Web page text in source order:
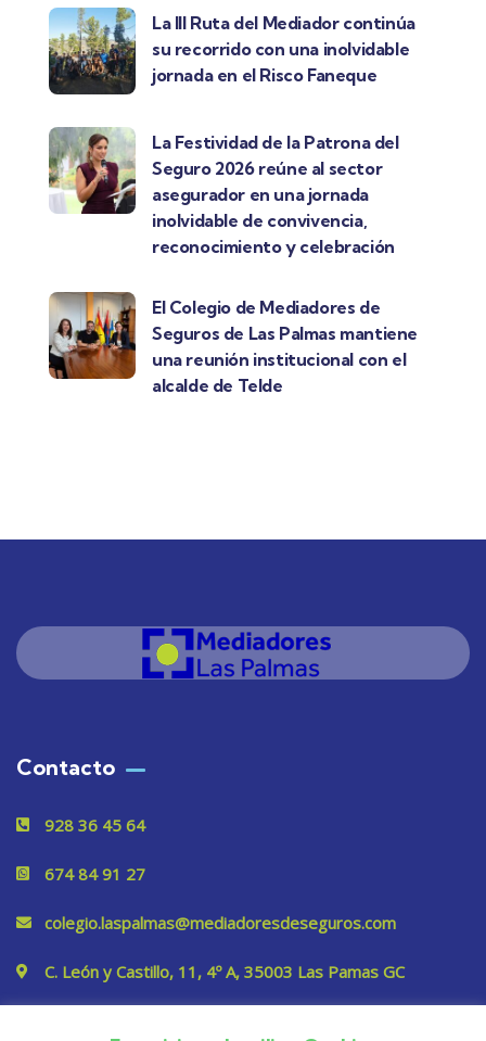
La III Ruta del Mediador continúa
su recorrido con una inolvidable
jornada en el Risco Faneque
La Festividad de la Patrona del
Seguro 2026 reúne al sector
asegurador en una jornada
inolvidable de convivencia,
reconocimiento y celebración
El Colegio de Mediadores de
Seguros de Las Palmas mantiene
una reunión institucional con el
alcalde de Telde
Contacto
928 36 45 64
674 84 91 27
colegio.laspalmas@mediadoresdeseguros.com
C. León y Castillo, 11, 4º A, 35003 Las Pamas GC